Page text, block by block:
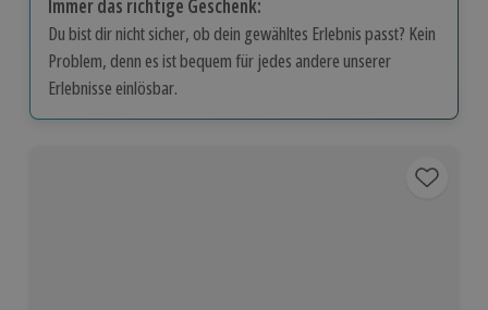
Immer das richtige Geschenk:
Du bist dir nicht sicher, ob dein gewähltes Erlebnis passt? Kein
Problem, denn es ist bequem für jedes andere unserer
Erlebnisse einlösbar.